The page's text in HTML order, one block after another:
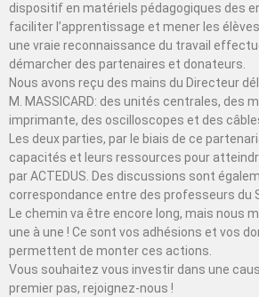
dispositif en matériels pédagogiques des
faciliter l’apprentissage et mener les
une vraie reconnaissance du travail
démarcher des partenaires et donateurs.
Nous avons reçu des mains du Directeur
M. MASSICARD: des unités centrales, des
imprimante, des oscilloscopes et des
Les deux parties, par le biais de ce
capacités et leurs ressources pour
par ACTEDUS. Des discussions sont
correspondance entre des professeurs du
Le chemin va être encore long, mais nous
une à une ! Ce sont vos adhésions et vos
permettent de monter ces actions.
Vous souhaitez vous investir dans une
premier pas, rejoignez-nous !